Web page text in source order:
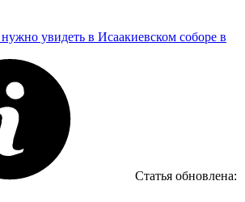
Статья обновлена: